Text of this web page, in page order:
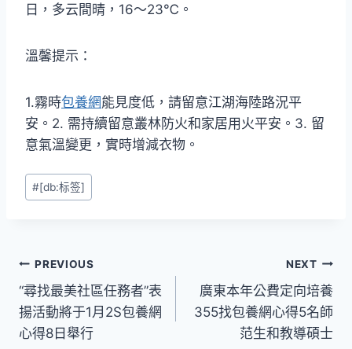
日，多云間晴，16～23℃。
溫馨提示：
1.霧時包養網能見度低，請留意江湖海陸路況平
安。2. 需持續留意叢林防火和家居用火平安。3. 留
意氣溫變更，實時增減衣物。
Post
Tags:
#[db:标签]
文
章
導
PREVIOUS
“尋找最美社區任務者”表
揚活動將于1月2S包養網
心得8日舉行
NEXT
廣東本年公費定向培養
355找包養網心得5名師
范生和教導碩士